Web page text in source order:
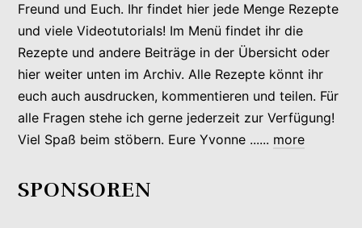
Freund und Euch. Ihr findet hier jede Menge Rezepte
und viele Videotutorials! Im Menü findet ihr die
Rezepte und andere Beiträge in der Übersicht oder
hier weiter unten im Archiv. Alle Rezepte könnt ihr
euch auch ausdrucken, kommentieren und teilen. Für
alle Fragen stehe ich gerne jederzeit zur Verfügung!
Viel Spaß beim stöbern. Eure Yvonne ...... more
SPONSOREN